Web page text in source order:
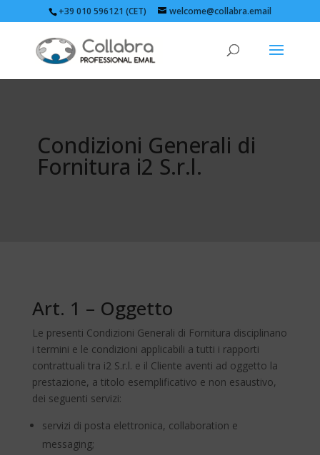
+39 010 596121 (CET) welcome@collabra.email
Condizioni Generali di
Fornitura i2 S.r.l.
Art. 1 – Oggetto
Le presenti Condizioni Generali di Fornitura disciplinano
i termini e le condizioni applicabili a tutti i rapporti
contrattuali tra i2 S.r.l. e il Cliente aventi ad oggetto la
prestazione, a titolo esemplificativo e non esaustivo,
dei seguenti servizi:
servizi di posta elettronica, collaboration e
messaging;